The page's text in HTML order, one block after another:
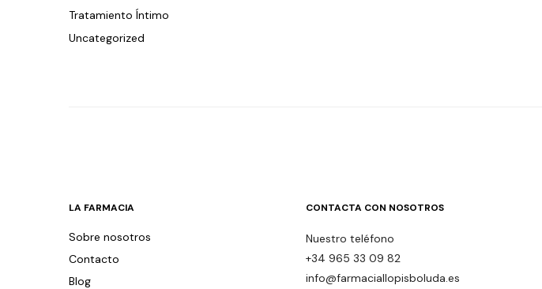
Tratamiento Íntimo
Uncategorized
LA FARMACIA
Sobre nosotros
Contacto
Blog
CONTACTA CON NOSOTROS
Nuestro teléfono
+34 965 33 09 82
info@farmaciallopisboluda.es